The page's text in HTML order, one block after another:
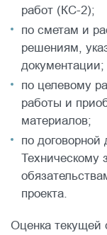
работ (КС-2);
по сметам и
решениям,
документации;
по целевому
работы и
материалов;
по договорной
Техническому
проекта.
Оценка текущей